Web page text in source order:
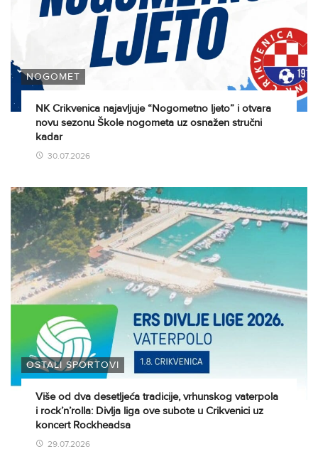
NOGOMET
NK Crikvenica najavljuje “Nogometno ljeto” i otvara
novu sezonu Škole nogometa uz osnažen stručni
kadar
30.07.2026
OSTALI SPORTOVI
Više od dva desetljeća tradicije, vrhunskog vaterpola
i rock’n’rolla: Divlja liga ove subote u Crikvenici uz
koncert Rockheadsa
29.07.2026